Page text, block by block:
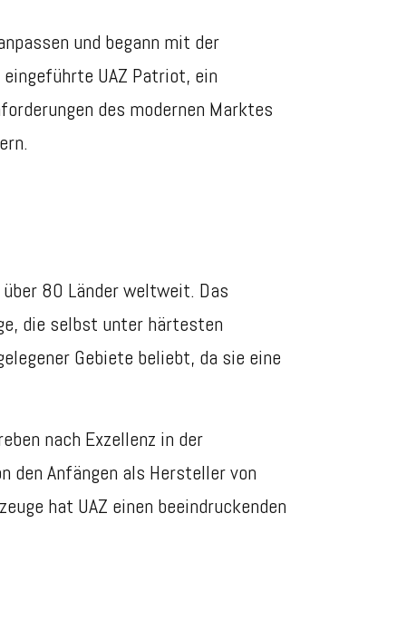
und begann mit der
UAZ Patriot, ein
des modernen Marktes
80 Länder weltweit. Das
die selbst unter härtesten
Gebiete beliebt, da sie eine
nach Exzellenz in der
den Anfängen als Hersteller von
hat UAZ einen beeindruckenden